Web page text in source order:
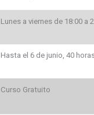
Lunes a viernes de 18:00 a
Hasta el 6 de junio, 40
Curso Gratuito